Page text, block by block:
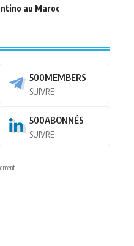
au Maroc
500MEMBERS
SUIVRE
500ABONNÉS
SUIVRE
-